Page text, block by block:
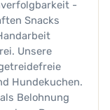
-
Snacks
Unsere
Hundekuchen.
Belohnung